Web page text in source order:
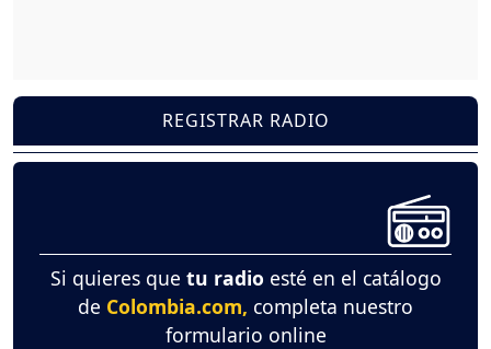
REGISTRAR RADIO
Si quieres que tu radio esté en el catálogo
de Colombia.com, completa nuestro
formulario online